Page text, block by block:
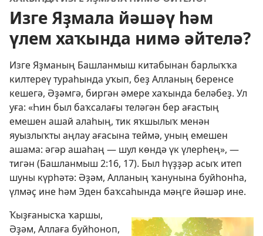
Изге Яҙмала йәшәү һәм
үлем хаҡында нимә әйтелә?
Изге Яҙманың Башланмыш китабынан барлыҡҡа
килтереү тураһында уҡып, беҙ Алланың беренсе
кешегә, Әҙәмгә, биргән әмере хаҡында беләбеҙ. Ул
уға: «Һин был баҡсалағы теләгән бер ағастың
емешен ашай алаһың, тик яҡшылыҡ менән
яуызлыҡты аңлау ағасына теймә, уның емешен
ашама: әгәр ашаһаң — шул көндә үк үлерһең», —
тигән (Башланмыш 2:16, 17). Был һүҙҙәр асыҡ итеп
шуны күрһәтә: Әҙәм, Алланың ҡанунына буйһонһа,
үлмәҫ ине һәм Эден баҡсаһында мәңге йәшәр ине.
Ҡыҙғанысҡа ҡаршы,
Әҙәм, Аллаға буйһоноп,